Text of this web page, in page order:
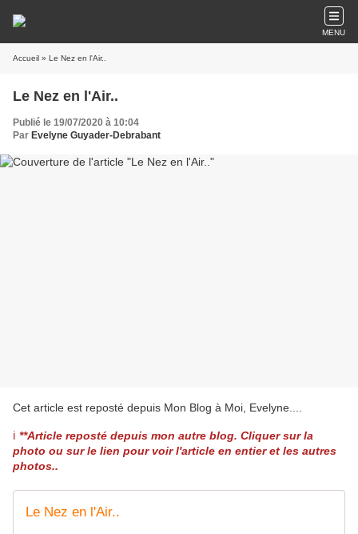
MENU
Accueil » Le Nez en l'Air..
Le Nez en l'Air..
Publié le 19/07/2020 à 10:04
Par Evelyne Guyader-Debrabant
Cet article est reposté depuis Mon Blog à Moi, Evelyne...
ℹ️ **Article reposté depuis mon autre blog. Cliquer sur la
photo ou sur le lien pour voir l'article en entier et les autres
photos..
Le Nez en l'Air..